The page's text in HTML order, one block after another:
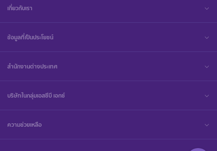
เกี่ยวกับเรา
ข้อมูลที่เป็นประโยชน์
สำนักงานต่างประเทศ
บริษัทในกลุ่มเอสซีบี เอกซ์
ความช่วยเหลือ